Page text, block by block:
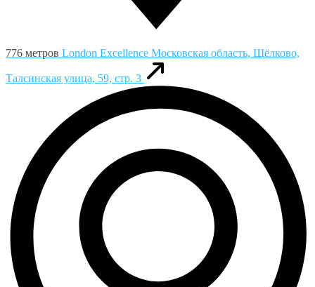
776 метров London Excellence Московская область, Щёлково,
Талсинская улица, 59, стр. 3